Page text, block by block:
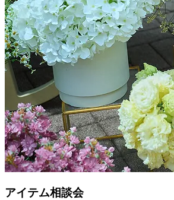
アイテム相談会